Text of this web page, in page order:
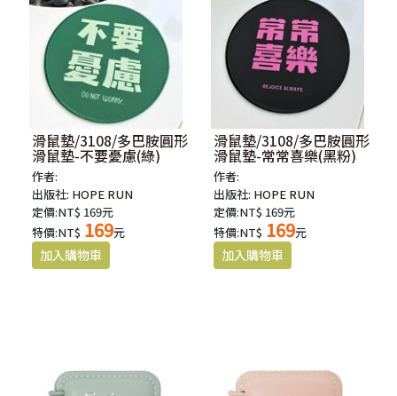
滑鼠墊/3108/多巴胺圓形
滑鼠墊-不要憂慮(綠)
作者:
出版社: HOPE RUN
定價:NT$ 169元
特價:NT$ 169元
滑鼠墊/3108/多巴胺圓形
滑鼠墊-常常喜樂(黑粉)
作者:
出版社: HOPE RUN
定價:NT$ 169元
特價:NT$ 169元